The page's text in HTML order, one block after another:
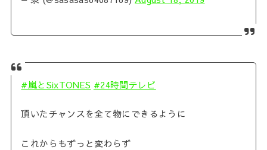
#嵐とSixTONES #24時間テレビ
頂いたチャンスを全て物にできるように
これからもずっと変わらず